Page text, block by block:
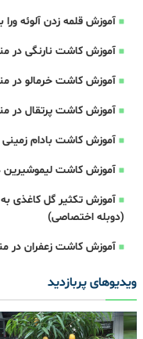
آموزش قلمه زدن آلوئه ورا
آموزش کاشت نارنگی در
آموزش کاشت خرمالو در
آموزش کاشت پرتقال در
آموزش کاشت بادام
آموزش کاشت لیموشیرین
آموزش تکثیر گل کاغذی
(دوبله اختصاصی)
آموزش کاشت زعفران در
ویدیوهای پربازدید